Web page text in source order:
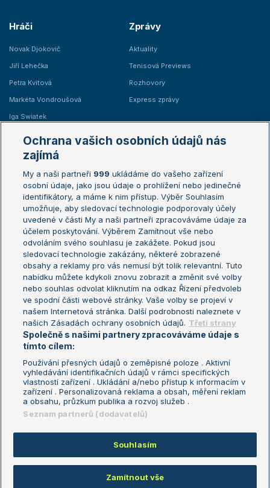
Hráči
Novak Djokovič
Jiří Lehečka
Petra Kvitová
Markéta Vondroušová
Iga Swiatek
Zprávy
Aktuality
Tenisová Previews
Rozhovory
Express zprávy
Žebříčky
Žebříček ATP (muži)
Žebříček WTA (ženy)
Sázkařský žebříček
Australian Open
French Open
Wimbledon
US Open
Turnaj mistrů
Turnaj mistryň
Aktualní trendy
Fotbalové přestupy
Livesport Daily
LS Prague Open
Podmínky užití
Nastavení soukromí
GDPR a žurnalistika
Reklama
Kontakt
Informace o zpracování osobních
údajů
Copyright © 2008-2026 TenisPortal.cz. Využíváme zpravodajství ČTK.
Ochrana vašich osobních údajů nás
zajímá
My a naši partneři 999 ukládáme do vašeho zařízení
osobní údaje, jako jsou údaje o prohlížení nebo jedinečné
identifikátory, a máme k nim přístup. Výběr Souhlasím
umožňuje, aby sledovací technologie podporovaly účely
uvedené v části My a naši partneři zpracováváme údaje za
účelem poskytování. Výběrem Zamítnout vše nebo
odvoláním svého souhlasu je zakážete. Pokud jsou
sledovací technologie zakázány, některé zobrazené
obsahy a reklamy pro vás nemusí být tolik relevantní. Tuto
nabídku můžete kdykoli znovu zobrazit a změnit své volby
nebo souhlas odvolat kliknutím na odkaz Řízení předvoleb
ve spodní části webové stránky. Vaše volby se projeví v
našem Internetová stránka. Další podrobnosti naleznete v
našich Zásadách ochrany osobních údajů. Třetí strany
Společně s našimi partnery zpracováváme údaje s
tímto cílem:
Používání přesných údajů o zeměpisné poloze . Aktivní
vyhledávání identifikačních údajů v rámci specifických
vlastností zařízení . Ukládání a/nebo přístup k informacím v
zařízení . Personalizovaná reklama a obsah, měření reklam
a obsahu, průzkum publika a rozvoj služeb .
Seznam partnerů (dodavatelů)
Souhlasím
Zamítnout vše